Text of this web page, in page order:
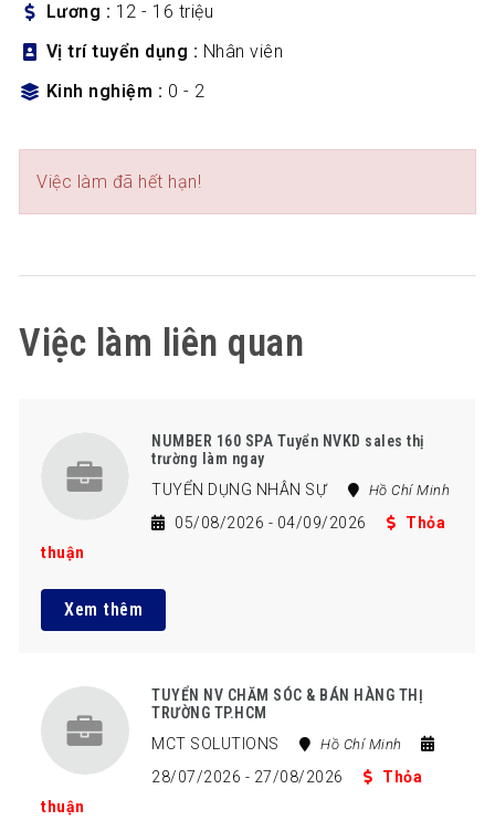
Lương
12 - 16 triệu
Vị trí tuyển dụng
Nhân viên
Kinh nghiệm
0 - 2
Việc làm đã hết hạn!
Việc làm liên quan
NUMBER 160 SPA Tuyển NVKD sales thị
trường làm ngay
TUYỂN DỤNG NHÂN SỰ
Hồ Chí Minh
05/08/2026 - 04/09/2026
Thỏa
thuận
Xem thêm
TUYỂN NV CHĂM SÓC & BÁN HÀNG THỊ
TRƯỜNG TP.HCM
MCT SOLUTIONS
Hồ Chí Minh
28/07/2026 - 27/08/2026
Thỏa
thuận